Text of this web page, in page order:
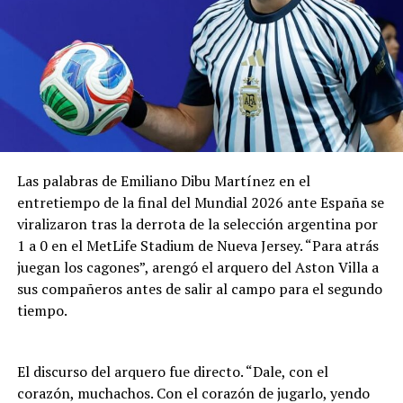
Las palabras de Emiliano Dibu Martínez en el
entretiempo de la final del Mundial 2026 ante España se
viralizaron tras la derrota de la selección argentina por
1 a 0 en el MetLife Stadium de Nueva Jersey. “Para atrás
juegan los cagones”, arengó el arquero del Aston Villa a
sus compañeros antes de salir al campo para el segundo
tiempo.
El discurso del arquero fue directo. “Dale, con el
corazón, muchachos. Con el corazón de jugarlo, yendo